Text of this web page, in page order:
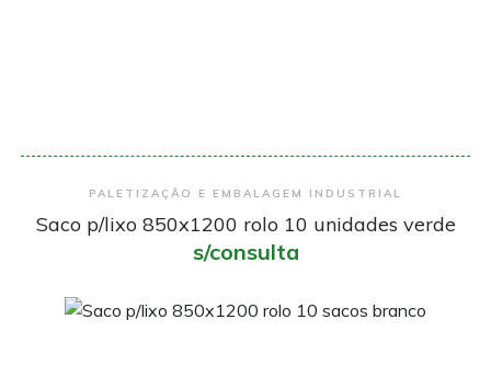
Encomendar
PALETIZAÇÃO E EMBALAGEM INDUSTRIAL
Saco p/lixo 850x1200 rolo 10 unidades verde
s/consulta